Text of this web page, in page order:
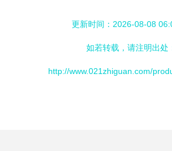
更新时间：2026-08-08
如若转载，请注明出处
http://www.021zhiguan.com/